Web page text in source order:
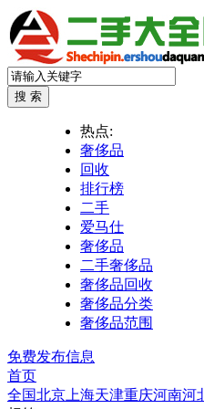
热点:
奢侈品
回收
排行榜
二手
爱马仕
奢侈品
二手奢侈品
奢侈品回收
奢侈品分类
奢侈品范围
免费发布信息
首页
全国北京 上海天津重庆河南河